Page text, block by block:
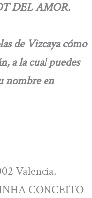
DEL AMOR.
de Vizcaya cómo
a la cual puedes
nombre en
Valencia.
CONCEITO